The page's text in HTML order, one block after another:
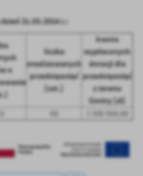
31.03.2024 r.:
o
liczba
zrealizowanych
przedsięwzięć
[szt.]
kwota
wypłaconych
dotacji dla
przedsięwzięć
z terenu
Gminy [zł]
68 1 506 564,68